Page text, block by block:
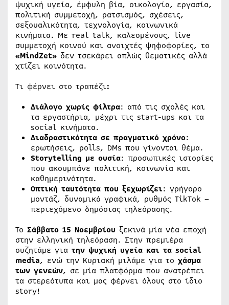
ψυχική υγεία, έμφυλη βία, οικολογία, εργασία,
πολιτική συμμετοχή, ρατσισμός, σχέσεις,
σεξουαλικότητα, τεχνολογία, κοινωνικά
κινήματα. Με real talk, καλεσμένους, live
συμμετοχή κοινού και ανοιχτές ψηφοφορίες, το
«MindZet» δεν τσεκάρει απλώς θεματικές αλλά
χτίζει κοινότητα.
Τι φέρνει στο τραπέζι:
Διάλογο χωρίς φίλτρα: από τις σχολές και
τα εργαστήρια, μέχρι τις start-ups και τα
social κινήματα.
Διαδραστικότητα σε πραγματικό χρόνο:
ερωτήσεις, polls, DMs που γίνονται θέμα.
Storytelling με ουσία: προσωπικές ιστορίες
που ακουμπάνε πολιτική, κοινωνία και
καθημερινότητα.
Οπτική ταυτότητα που ξεχωρίζει: γρήγορο
μοντάζ, δυναμικά γραφικά, ρυθμός TikTok –
περιεχόμενο δημόσιας τηλεόρασης.
Το Σάββατο 15 Νοεμβρίου ξεκινά μία νέα εποχή
στην ελληνική τηλεόραση. Στην πρεμιέρα
συζητάμε για την ψυχική υγεία και τα social
media, ενώ την Κυριακή μιλάμε για το χάσμα
των γενεών, σε μία πλατφόρμα που ανατρέπει
τα στερεότυπα και μας φέρνει όλους στο ίδιο
story!